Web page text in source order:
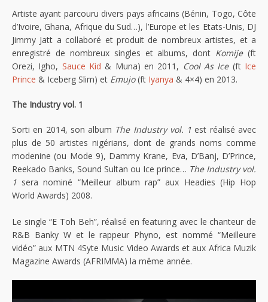
Artiste ayant parcouru divers pays africains (Bénin, Togo, Côte
d’Ivoire, Ghana, Afrique du Sud…), l’Europe et les Etats-Unis, DJ
Jimmy Jatt a collaboré et produit de nombreux artistes, et a
enregistré de nombreux singles et albums, dont Komije(ft
Orezi, Igho, Sauce Kid & Muna) en 2011, Cool As Ice(ft Ice
Prince & Iceberg Slim) et Emujo(ft Iyanya & 4×4) en 2013.
The Industry vol. 1
Sorti en 2014, son album The Industry vol. 1 est réalisé avec
plus de 50 artistes nigérians, dont de grands noms comme
modenine (ou Mode 9), Dammy Krane, Eva, D’Banj, D’Prince,
Reekado Banks, Sound Sultan ou Ice prince… The Industry vol.
1 sera nominé “Meilleur album rap” aux Headies (Hip Hop
World Awards) 2008.
Le single “E Toh Beh”, réalisé en featuring avec le chanteur de
R&B Banky W et le rappeur Phyno, est nommé “Meilleure
vidéo” aux MTN 4Syte Music Video Awards et aux Africa Muzik
Magazine Awards (AFRIMMA) la même année.